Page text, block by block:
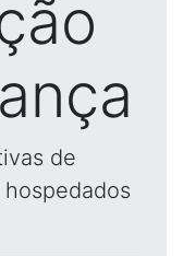
de